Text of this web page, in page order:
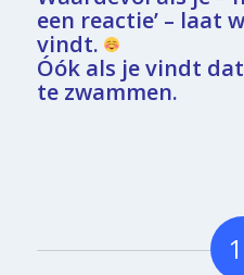
een reactie’ – laat
vindt.
Óók als je vindt
te zwammen.